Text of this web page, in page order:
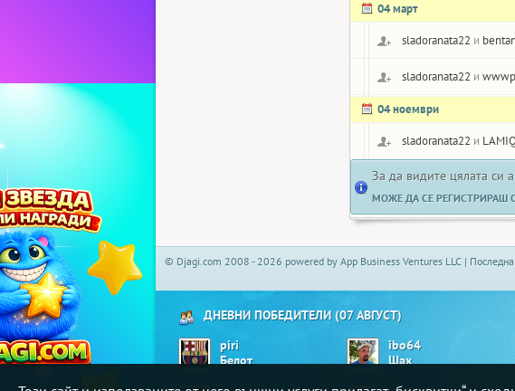
04 март
sladoranata22 и
sladoranata22 и
04 ноември
sladoranata22 и
За да видите цялата си
МОЖЕ ДА СЕ РЕГИСТРИРАШ
© Djagi.com 2008 - 2026 powered by App Business Ventures LLC |
ДНЕВНИ ПОБЕДИТЕЛИ (07 АВГУСТ)
piri
Белот
ibo64
Шах